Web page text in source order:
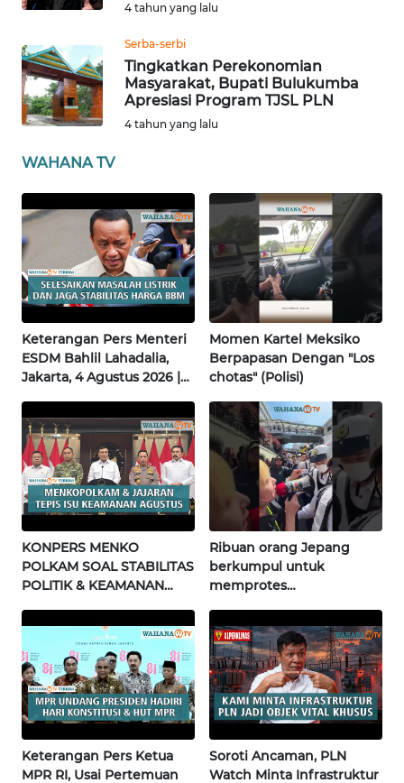
4 tahun yang lalu
Serba-serbi
Tingkatkan Perekonomian
Masyarakat, Bupati Bulukumba
Apresiasi Program TJSL PLN
4 tahun yang lalu
WAHANA TV
Keterangan Pers Menteri
ESDM Bahlil Lahadalia,
Jakarta, 4 Agustus 2026 |
Momen Kartel Meksiko
Berpapasan Dengan "Los
chotas" (Polisi)
KONPERS MENKO
POLKAM SOAL STABILITAS
POLITIK & KEAMANAN
Terkini
Ribuan orang Jepang
berkumpul untuk
memprotes
pertama di Fujisawa
Keterangan Pers Ketua
MPR RI, Usai Pertemuan
Soroti Ancaman, PLN
Watch Minta Infrastruktur
SERAMBI
WN
JAMBI
WN
WN
WN
SULBAR
WN
BABEL
WN
SUMBAR
WN
SUMSEL
WN
BENGKULU
WN
LAMPUNG
WN